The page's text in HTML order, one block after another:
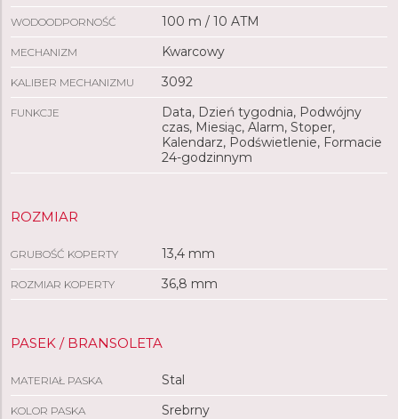
WODOODPORNOŚĆ 100 m / 10 ATM
MECHANIZM Kwarcowy
KALIBER MECHANIZMU 3092
FUNKCJE
Data, Dzień tygodnia, Podwójny
czas, Miesiąc, Alarm, Stoper,
Kalendarz, Podświetlenie, Formacie
24-godzinnym
ROZMIAR
GRUBOŚĆ KOPERTY 13,4 mm
ROZMIAR KOPERTY 36,8 mm
PASEK / BRANSOLETA
MATERIAŁ PASKA Stal
KOLOR PASKA Srebrny